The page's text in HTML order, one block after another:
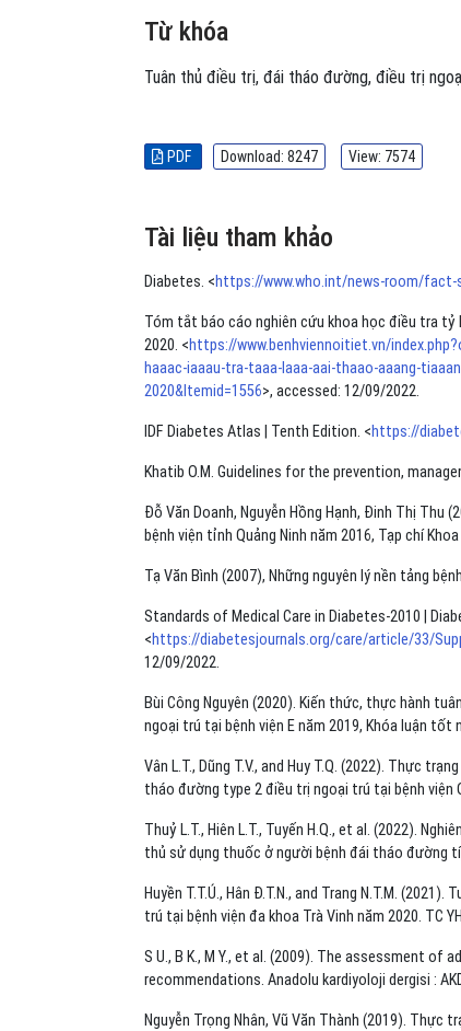
Từ khóa
Tuân thủ điều trị, đái tháo đường, điều trị
PDF Download: 8247 View: 7574
Tài liệu tham khảo
Diabetes. <https://www.who.int/news-room/
Tóm tắt báo cáo nghiên cứu khoa học điều tra
2020. <https://www.benhviennoitiet.vn/
haaac-iaaau-tra-taaa-laaa-aai-thaao-aaang-
2020&Itemid=1556>, accessed: 12/09/2022.
IDF Diabetes Atlas | Tenth Edition. <https://
Khatib O.M. Guidelines for the prevention,
Đỗ Văn Doanh, Nguyễn Hồng Hạnh, Đinh Thị
bệnh viện tỉnh Quảng Ninh năm 2016, Tạp chí
Tạ Văn Bình (2007), Những nguyên lý nền tảng
Standards of Medical Care in Diabetes-2010 |
<https://diabetesjournals.org/care/article/33/
12/09/2022.
Bùi Công Nguyên (2020). Kiến thức, thực hành
ngoại trú tại bệnh viện E năm 2019, Khóa luận tốt
Vân L.T., Dũng T.V., and Huy T.Q. (2022). Thực
tháo đường type 2 điều trị ngoại trú tại bệnh viện
Thuỷ L.T., Hiên L.T., Tuyến H.Q., et al. (2022).
thủ sử dụng thuốc ở người bệnh đái tháo đường
Huyền T.T.Ú., Hân Đ.T.N., and Trang N.T.M.
trú tại bệnh viện đa khoa Trà Vinh năm 2020. TC
S U., B K., M Y., et al. (2009). The assessment
recommendations. Anadolu kardiyoloji dergisi :
Nguyễn Trọng Nhân, Vũ Văn Thành (2019).